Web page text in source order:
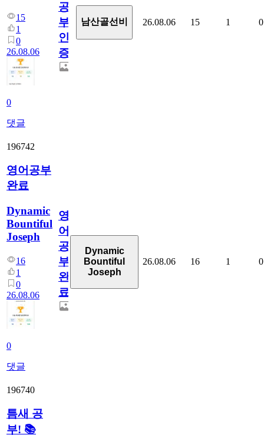
15
1
0
26.08.06
0
댓글
공
부
인
증
남산골선비 26.08.06 15 1 0
196742
영어공부
완료
Dynamic
Bountiful
Joseph
16
1
0
26.08.06
0
댓글
영
어
공
부
완
료
Dynamic
Bountiful
Joseph
26.08.06 16 1 0
196740
틈새 공
부! 📚